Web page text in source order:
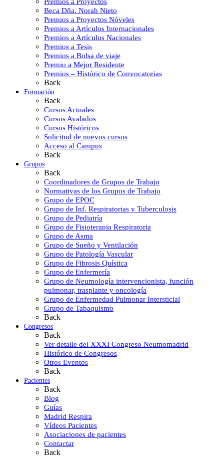
Beca Dña. Norah Nieto
Premios a Proyectos Nóveles
Premios a Artículos Internacionales
Premios a Artículos Nacionales
Premios a Tesis
Premios a Bolsa de viaje
Premio a Mejor Residente
Premios – Histórico de Convocatorias
Back
Formación
Back
Cursos Actuales
Cursos Avalados
Cursos Históricos
Solicitud de nuevos cursos
Acceso al Campus
Back
Grupos
Back
Coordinadores de Grupos de Trabajo
Normativas de los Grupos de Trabajo
Grupo de EPOC
Grupo de Inf. Respiratorias y Tuberculosis
Grupo de Pediatría
Grupo de Fisioterapia Respiratoria
Grupo de Asma
Grupo de Sueño y Ventilación
Grupo de Patología Vascular
Grupo de Fibrosis Quística
Grupo de Enfermería
Grupo de Neumología intervencionista, función
pulmonar, trasplante y oncología
Grupo de Enfermedad Pulmonar Intersticial
Grupo de Tabaquismo
Back
Congresos
Back
Ver detalle del XXXI Congreso Neumomadrid
Histórico de Congresos
Otros Eventos
Back
Pacientes
Back
Blog
Guías
Madrid Respira
Vídeos Pacientes
Asociaciones de pacientes
Contactar
Back